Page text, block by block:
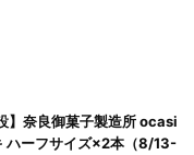
】奈良御菓子製造所 ocasi
ハーフサイズ×2本（8/13-